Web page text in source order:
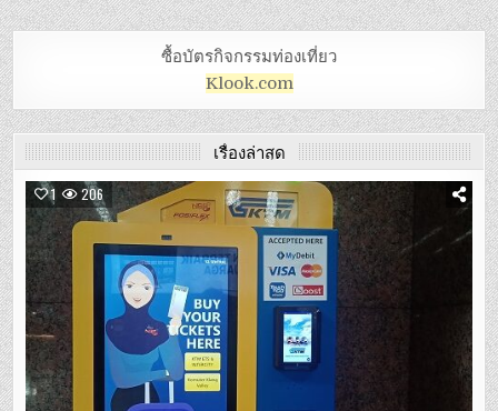
ซื้อบัตรกิจกรรมท่องเที่ยว
Klook.com
เรื่องล่าสุด
1 206